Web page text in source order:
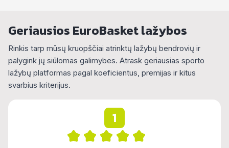
Geriausios EuroBasket lažybos
Rinkis tarp mūsų kruopščiai atrinktų lažybų bendrovių ir
palygink jų siūlomas galimybes. Atrask geriausias sporto
lažybų platformas pagal koeficientus, premijas ir kitus
svarbius kriterijus.
1